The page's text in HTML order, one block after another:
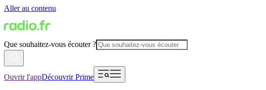
Aller au contenu
Que souhaitez-vous écouter ?
Ouvrir l'appDécouvrir Prime